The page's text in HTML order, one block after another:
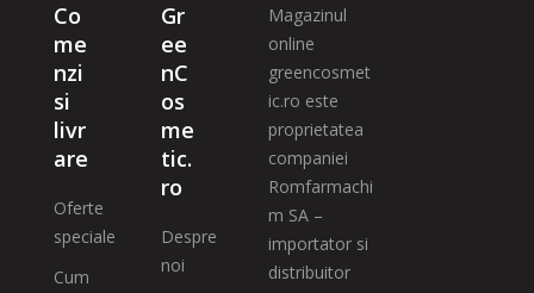
Co
me
nzi
si
livr
are
Oferte
speciale
Cum
Gr
ee
nC
os
me
tic.
ro
Despre
noi
Magazinul
online
greencosmet
ic.ro este
proprietatea
companiei
Romfarmachi
m SA –
importator si
distribuitor